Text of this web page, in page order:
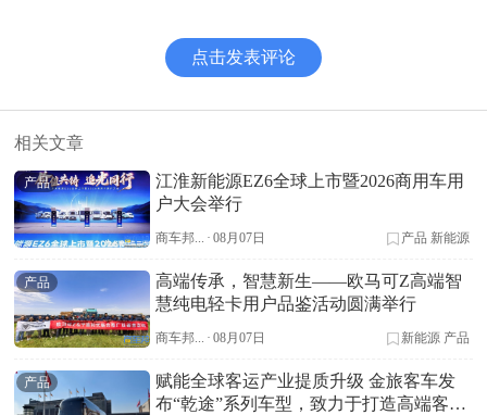
点击发表评论
相关文章
产品
江淮新能源EZ6全球上市暨2026商用车用
户大会举行
商车邦... · 08月07日 产品 新能源
产品
高端传承，智慧新生——欧马可Z高端智
慧纯电轻卡用户品鉴活动圆满举行
商车邦... · 08月07日 新能源 产品
产品
赋能全球客运产业提质升级 金旅客车发
布“乾途”系列车型，致力于打造高端客车